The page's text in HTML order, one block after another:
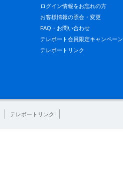
ログイン情報をお忘れの方
お客様情報の照会・変更
FAQ・お問い合わせ
テレボート会員限定キャンペーン
テレボートリンク
テレボートリンク